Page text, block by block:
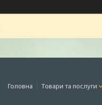
Головна Товари та послуги